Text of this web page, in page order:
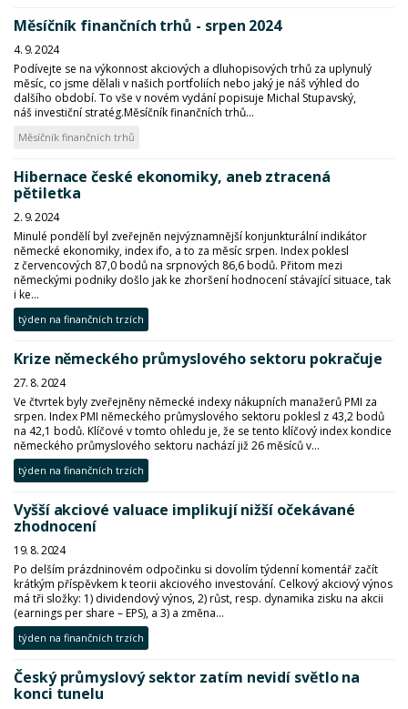
Měsíčník finančních trhů - srpen 2024
4. 9. 2024
Podívejte se na výkonnost akciových a dluhopisových trhů za uplynulý
měsíc, co jsme dělali v našich portfoliích nebo jaký je náš výhled do
dalšího období. To vše v novém vydání popisuje Michal Stupavský,
náš investiční stratég.Měsíčník finančních trhů...
Měsíčník finančních trhů
Hibernace české ekonomiky, aneb ztracená
pětiletka
2. 9. 2024
Minulé pondělí byl zveřejněn nejvýznamnější konjunkturální indikátor
německé ekonomiky, index ifo, a to za měsíc srpen. Index poklesl
z červencových 87,0 bodů na srpnových 86,6 bodů. Přitom mezi
německými podniky došlo jak ke zhoršení hodnocení stávající situace, tak
i ke...
týden na finančních trzích
Krize německého průmyslového sektoru pokračuje
27. 8. 2024
Ve čtvrtek byly zveřejněny německé indexy nákupních manažerů PMI za
srpen. Index PMI německého průmyslového sektoru poklesl z 43,2 bodů
na 42,1 bodů. Klíčové v tomto ohledu je, že se tento klíčový index kondice
německého průmyslového sektoru nachází již 26 měsíců v...
týden na finančních trzích
Vyšší akciové valuace implikují nižší očekávané
zhodnocení
19. 8. 2024
Po delším prázdninovém odpočinku si dovolím týdenní komentář začít
krátkým příspěvkem k teorii akciového investování. Celkový akciový výnos
má tři složky: 1) dividendový výnos, 2) růst, resp. dynamika zisku na akcii
(earnings per share – EPS), a 3) a změna...
týden na finančních trzích
Český průmyslový sektor zatím nevidí světlo na
konci tunelu